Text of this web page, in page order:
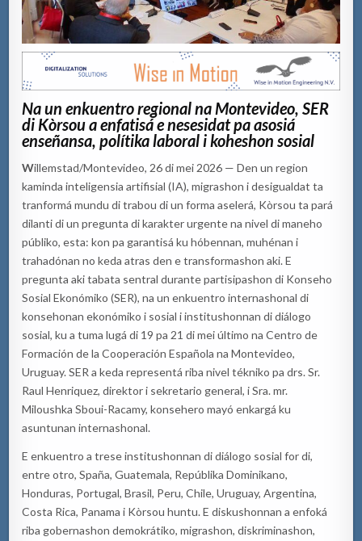
Na un enkuentro regional na Montevideo, SER
di Kòrsou a enfatisá e nesesidat pa asosiá
enseñansa, polítika laboral i koheshon sosial
Willemstad/Montevideo, 26 di mei 2026 — Den un region
kaminda inteligensia artifisial (IA), migrashon i desigualdat ta
tranformá mundu di trabou di un forma aselerá, Kòrsou ta pará
dilanti di un pregunta di karakter urgente na nivel di maneho
públiko, esta: kon pa garantisá ku hóbennan, muhénan i
trahadónan no keda atras den e transformashon aki. E
pregunta aki tabata sentral durante partisipashon di Konseho
Sosial Ekonómiko (SER), na un enkuentro internashonal di
konsehonan ekonómiko i sosial i institushonnan di diálogo
sosial, ku a tuma lugá di 19 pa 21 di mei último na Centro de
Formación de la Cooperación Española na Montevideo,
Uruguay. SER a keda representá riba nivel tékniko pa drs. Sr.
Raul Henriquez, direktor i sekretario general, i Sra. mr.
Miloushka Sboui-Racamy, konsehero mayó enkargá ku
asuntunan internashonal.
E enkuentro a trese institushonnan di diálogo sosial for di,
entre otro, Spaña, Guatemala, Repúblika Dominikano,
Honduras, Portugal, Brasil, Peru, Chile, Uruguay, Argentina,
Costa Rica, Panama i Kòrsou huntu. E diskushonnan a enfoká
riba gobernashon demokrátiko, migrashon, diskriminashon,